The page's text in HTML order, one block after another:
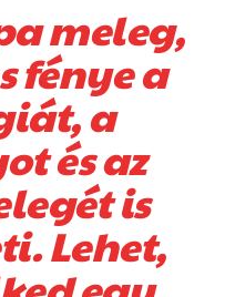
meleg,
fénye a
a
és az
is
Lehet,